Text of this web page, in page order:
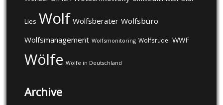
Lies Wolf Wolfsberater Wolfsbüro
Wolfsmanagement Wolfsmonitoring Wolfsrudel WWF
Wölfe Wölfe in Deutschland
Archive